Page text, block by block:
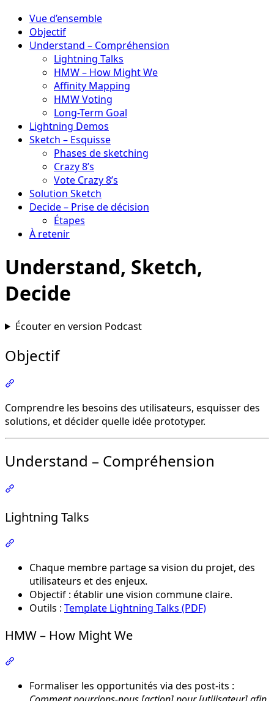
Vue d’ensemble
Objectif
Understand – Compréhension
Lightning Talks
HMW – How Might We
Affinity Mapping
HMW Voting
Long-Term Goal
Lightning Demos
Sketch – Esquisse
Phases de sketching
Crazy 8’s
Vote Crazy 8’s
Solution Sketch
Decide – Prise de décision
Étapes
À retenir
Understand, Sketch,
Decide
Écouter en version Podcast
Objectif
Comprendre les besoins des utilisateurs, esquisser des
solutions, et décider quelle idée prototyper.
Understand – Compréhension
Lightning Talks
Chaque membre partage sa vision du projet, des
utilisateurs et des enjeux.
Objectif : établir une vision commune claire.
Outils : Template Lightning Talks (PDF)
HMW – How Might We
Formaliser les opportunités via des post-its :